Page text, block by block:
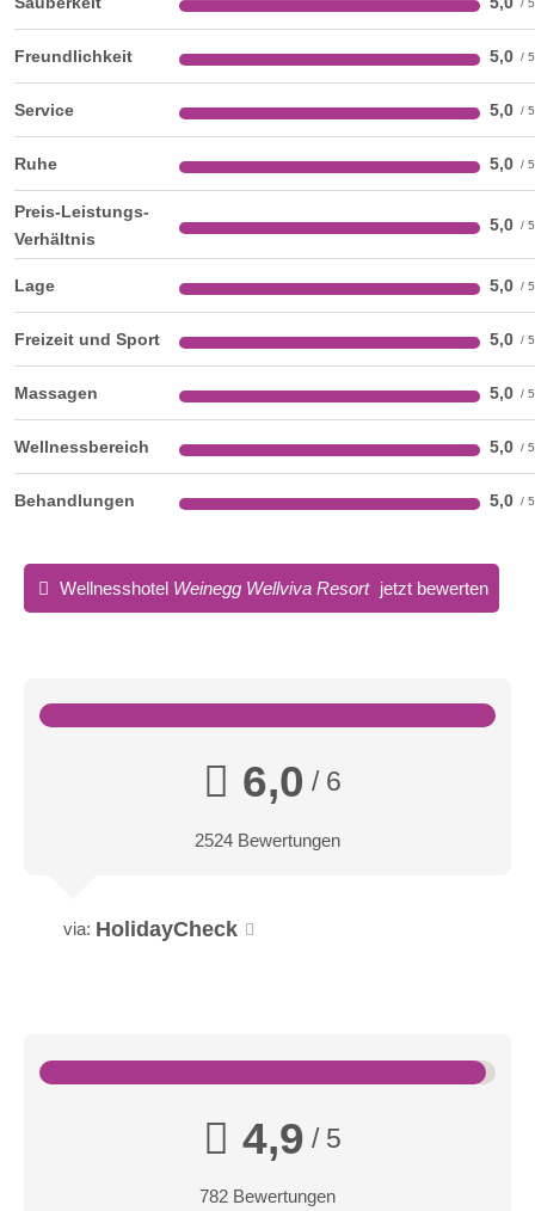
poolSUITEN
In unseren poolSUITEN träumen Sie auch nach dem
Aufwachen weiter: Hier erwartet Sie eine gelungene
Symbiose zwischen elegant-moder- ner Gemütlichkeit und
dem Luxus ei- nes privaten Pool-Zugangs.
Wellness Resorts; im Winter sind auch Long-Stay-Aufenthalte
Softes Saunaerlebnis: Dem Körper,
dem Geist und der Seele sanft einheizen.
Körper von feuchtwarmen Dampfschwaden
umspielen lassen
Sitzplätze in Saunen: 80 Sitzplätze
Freundlichkeit 5,0
Service 5,0
Ruhe 5,0
Preis-Leistungs-
Verhältnis
5,0
Lage 5,0
Freizeit und Sport 5,0
Massagen 5,0
Wellnessbereich 5,0
Behandlungen 5,0
Wellnesshotel Weinegg Wellviva Resort jetzt bewerten
6,0 / 6
2524 Bewertungen
via: HolidayCheck
4,9 / 5
782 Bewertungen